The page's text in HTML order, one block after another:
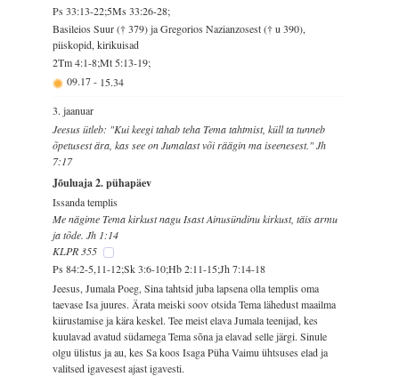
Ps 33:13-22;5Ms 33:26-28;
Basileios Suur († 379) ja Gregorios Nazianzosest († u 390),
piiskopid, kirikuisad
2Tm 4:1-8;Mt 5:13-19;
09.17- 15.34
3. jaanuar
Jeesus ütleb: "Kui keegi tahab teha Tema tahtmist, küll ta tunneb
õpetusest ära, kas see on Jumalast või räägin ma iseenesest." Jh
7:17
Jõuluaja 2. pühapäev
Issanda templis
Me nägime Tema kirkust nagu Isast Ainusündinu kirkust, täis armu
ja tõde. Jh 1:14
KLPR 355
Ps 84:2-5,11-12;Sk 3:6-10;Hb 2:11-15;Jh 7:14-18
Jeesus, Jumala Poeg, Sina tahtsid juba lapsena olla templis oma
taevase Isa juures. Ärata meiski soov otsida Tema lähedust maailma
kiirustamise ja kära keskel. Tee meist elava Jumala teenijad, kes
kuulavad avatud südamega Tema sõna ja elavad selle järgi. Sinule
olgu ülistus ja au, kes Sa koos Isaga Püha Vaimu ühtsuses elad ja
valitsed igavesest ajast igavesti.